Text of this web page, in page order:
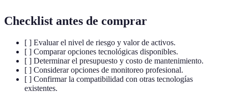
Checklist antes de comprar
[ ] Evaluar el nivel de riesgo y valor de activos.
[ ] Comparar opciones tecnológicas disponibles.
[ ] Determinar el presupuesto y costo de mantenimiento.
[ ] Considerar opciones de monitoreo profesional.
[ ] Confirmar la compatibilidad con otras tecnologías
existentes.